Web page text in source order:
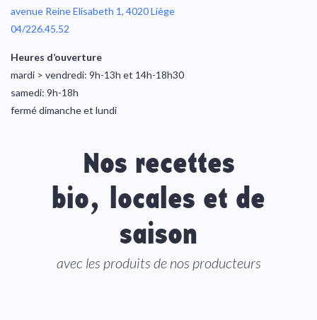
avenue Reine Elisabeth 1, 4020 Liège
04/226.45.52
Heures d’ouverture
mardi > vendredi: 9h-13h et 14h-18h30
samedi: 9h-18h
fermé dimanche et lundi
Nos recettes
bio, locales et de
saison
avec les produits de nos producteurs